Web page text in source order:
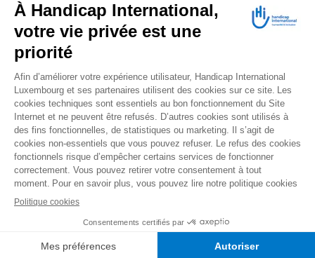
VOTRE DON EN ACTION
Grâce à vous, en 2025, 400.689 personnes ont
bénéficié d’appareillage et d’activités de réadaptation.
Merci pour votre générosité.
Lire notre rapport annuel
CONTACT
Accessibilité
Mentions légales
Politique de cookies
Mécanisme d'alerte